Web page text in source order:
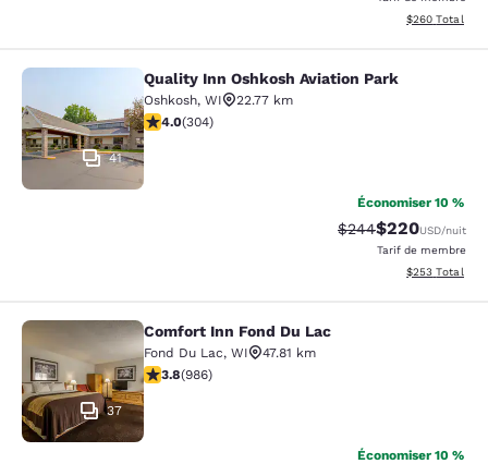
Afficher les
$260 Total
Quality Inn Oshkosh Aviation Park
41
Quality Inn Oshkosh Aviation Park
Oshkosh, WI
22.77 km
4.01 étoiles. Très bon. 304 commentaires
4.0(304)
Économiser 10 %
Tarif barré :
$244Tarif réduit :
$220USD/nuit
Tarif de membre
Afficher les
$253 Total
Comfort Inn Fond Du Lac
37
Comfort Inn Fond Du Lac
Fond Du Lac, WI
47.81 km
3.8 étoiles. Bien. 986 commentaires
3.8(986)
Économiser 10 %